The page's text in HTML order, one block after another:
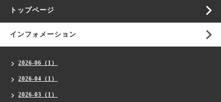
トップページ
インフォメーション
2026-06（1）
2026-04（1）
2026-03（1）